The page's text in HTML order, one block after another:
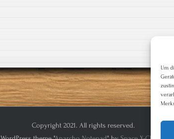
Um
Copyright 2021. All rights reserved.